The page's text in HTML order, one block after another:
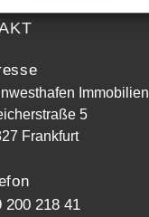
Immobilien
5
Frankfurt
200 218 41